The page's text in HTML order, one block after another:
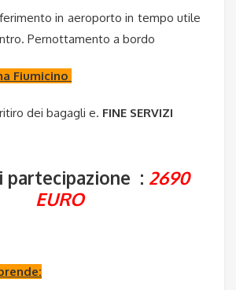
in aeroporto in tempo utile
Pernottamento a bordo
Fiumicino
dei bagagli e. FINE SERVIZI
partecipazione : 2690
EURO